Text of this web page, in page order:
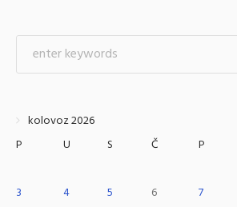
kolovoz 2026
P
U S Č P
3
4 5 6 7